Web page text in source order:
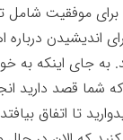
موفقیت شامل
اندیشیدن درباره
به جای اینکه به
شما قصد دارید
تا اتفاق